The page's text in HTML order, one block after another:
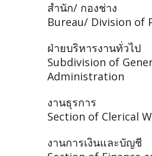
สำนัก/ กองช่าง
Bureau/ Division of
ฝ่ายบริหารงานทั่วไป
Subdivision of
Administration
งานธุรการ
Section of Clerical
งานการเงินและบัญชี